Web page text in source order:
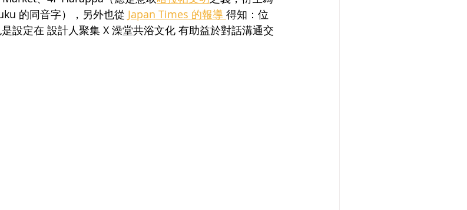
的同音字），另外也從 Japan Times 的報導 得知：位
設定在 設計人聚集 X 澡堂共浴文化 有助益於對話溝通交